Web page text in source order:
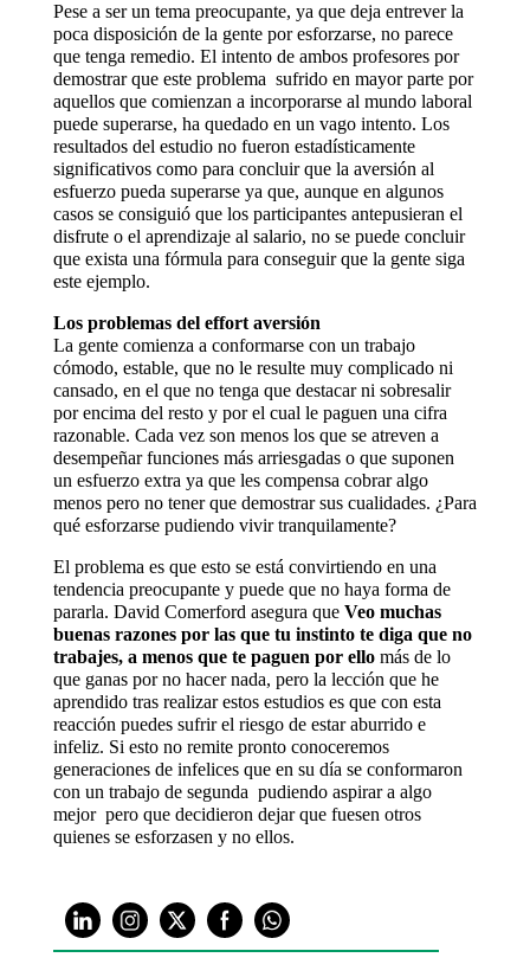
Pese a ser un tema preocupante, ya que deja entrever la
poca disposición de la gente por esforzarse, no parece
que tenga remedio. El intento de ambos profesores por
demostrar que este problema  sufrido en mayor parte por
aquellos que comienzan a incorporarse al mundo laboral 
puede superarse, ha quedado en un vago intento. Los
resultados del estudio no fueron estadísticamente
significativos como para concluir que la aversión al
esfuerzo pueda superarse ya que, aunque en algunos
casos se consiguió que los participantes antepusieran el
disfrute o el aprendizaje al salario, no se puede concluir
que exista una fórmula para conseguir que la gente siga
este ejemplo.
Los problemas del effort aversión
La gente comienza a conformarse con un trabajo
cómodo, estable, que no le resulte muy complicado ni
cansado, en el que no tenga que destacar ni sobresalir
por encima del resto y por el cual le paguen una cifra
razonable. Cada vez son menos los que se atreven a
desempeñar funciones más arriesgadas o que suponen
un esfuerzo extra ya que les compensa cobrar algo
menos pero no tener que demostrar sus cualidades. ¿Para
qué esforzarse pudiendo vivir tranquilamente?
El problema es que esto se está convirtiendo en una
tendencia preocupante y puede que no haya forma de
pararla. David Comerford asegura que  Veo muchas
buenas razones por las que tu instinto te diga que no
trabajes, a menos que te paguen por ellomás de lo
que ganas por no hacer nada, pero la lección que he
aprendido tras realizar estos estudios es que con esta
reacción puedes sufrir el riesgo de estar aburrido e
infeliz. Si esto no remite pronto conoceremos
generaciones de infelices que en su día se conformaron
con un trabajo de segunda  pudiendo aspirar a algo
mejor  pero que decidieron dejar que fuesen otros
quienes se esforzasen y no ellos.